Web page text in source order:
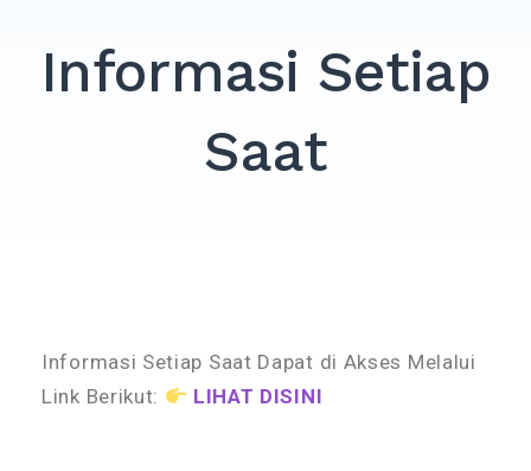
Informasi Setiap
Saat
Informasi Setiap Saat Dapat di Akses Melalui
Link Berikut:
LIHAT DISINI